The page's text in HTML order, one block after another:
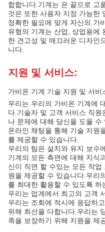
합합니다.기계는 은 끝으로 고
것은 또한 사용자 지정 가능한
정확한 필요에 맞게 자신의 가
유형의 기계는 산업, 상업용에
한 견고성 및 매끄러운 디자인
니다.
지원 및 서비스:
가비온 기계 기술 지원 및 서비
우리는 우리의 가비온 기계에
다.기술자 및 고객 서비스 직
나 문제에 대해 당신을 도울
온라인 채팅을 통해 기술 지원
를 제공할 수 있습니다.
우리의 팀은 설치와 유지 보수
기계의 모든 측면에 대해 지식
신이 직면 할 수있는 모든 작
원을 제공할 수 있습니다.우리
를 최대한 활용할 수 있도록 하
우리는 업계에서 최고의 고객
우리는 조회에 적시에 응답하
위해 최선을 다합니다.우리는
족을 보장하기 위해 지원을 제